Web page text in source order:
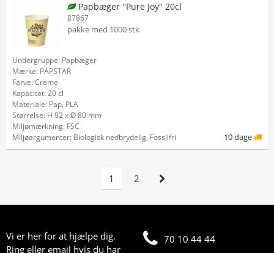
Papbæger ''Pure Joy'' 20cl
87867
pakke med 1000 stk
Undergruppe: Papbæger
Mærke: PAPSTAR
Farve: Creme
Kapacitet: 20 cl
Materiale: Pap, PLA
Størrelse: H 92 x Ø 80 mm
Miljømærkning: FSC
Miljøargumenter: Biologisk nedbrydelig, Fossilfri
10 dage
1 2
Vi er her for at hjælpe dig.
Ring eller email hvis du har
70 10 44 44